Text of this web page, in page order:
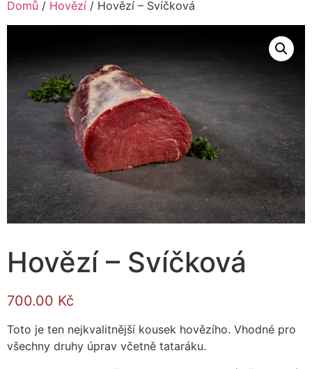
Domů / Hovězí / Hovězí – Svíčková
Hovězí – Svíčková
700.00 Kč
Toto je ten nejkvalitnější kousek hovězího. Vhodné pro
všechny druhy úprav včetně tataráku.